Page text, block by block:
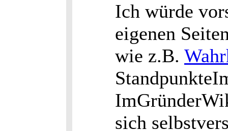
Ich würde
eigenen
wie z.B.
sich